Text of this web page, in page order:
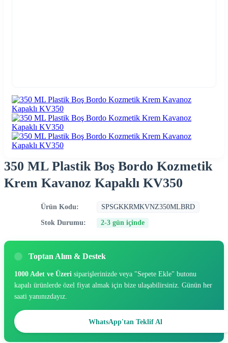
350 ML Plastik Boş Bordo Kozmetik
Krem Kavanoz Kapaklı KV350
Ürün Kodu: SPSGKKRMKVNZ350MLBRD
Stok Durumu: 2-3 gün içinde
Toptan Alım & Destek
1000 Adet ve Üzeri siparişlerinizde veya "Sepete Ekle" butonu
kapalı ürünlerde özel fiyat almak için bize ulaşabilirsiniz. Günün her
saati yanınızdayız.
WhatsApp'tan Teklif Al